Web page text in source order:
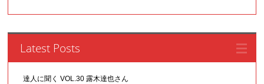
Latest Posts
達人に聞く VOL.30 露木達也さん